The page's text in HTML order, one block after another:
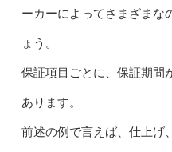
ーカーによってさまざまな
ょう。
保証項目ごとに、保証期間
あります。
前述の例で言えば、仕上げ